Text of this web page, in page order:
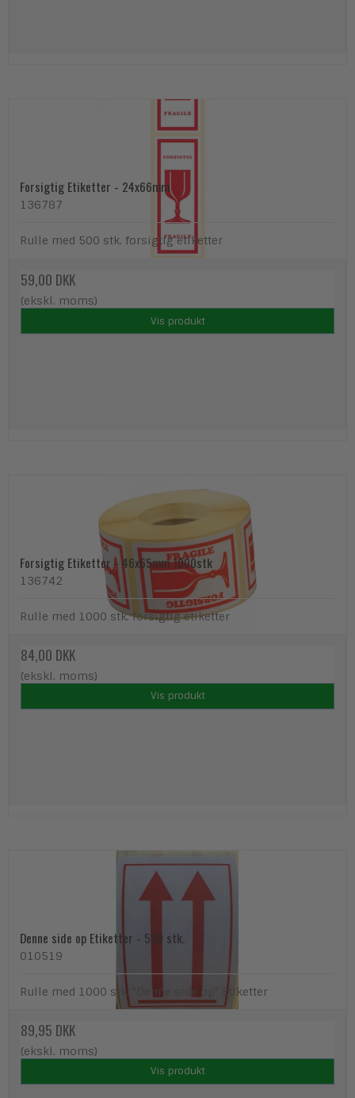
Forsigtig Etiketter - 24x66mm
136787
Rulle med 500 stk. forsigtig etiketter
59,00 DKK
(ekskl. moms)
Vis produkt
Forsigtig Etiketter - 46x65mm 1000stk
136742
Rulle med 1000 stk. forsigtig etiketter
84,00 DKK
(ekskl. moms)
Vis produkt
Denne side op Etiketter - 500 stk.
010519
Rulle med 1000 stk. "Denne side op" Etiketter
89,95 DKK
(ekskl. moms)
Vis produkt